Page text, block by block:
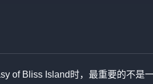
of Bliss Island时，最重要的不是